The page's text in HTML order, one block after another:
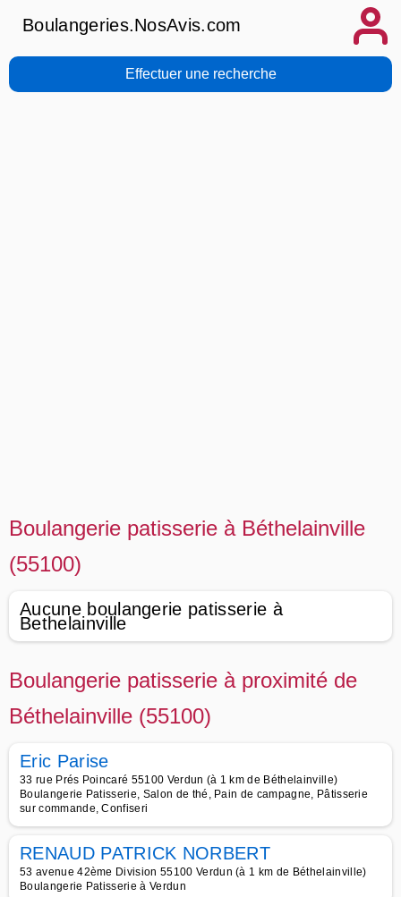
Boulangeries.NosAvis.com
Effectuer une recherche
Boulangerie patisserie à Béthelainville
(55100)
Aucune boulangerie patisserie à
Bethelainville
Boulangerie patisserie à proximité de
Béthelainville (55100)
Eric Parise
33 rue Prés Poincaré 55100 Verdun (à 1 km de Béthelainville)
Boulangerie Patisserie, Salon de thé, Pain de campagne, Pâtisserie
sur commande, Confiseri
RENAUD PATRICK NORBERT
53 avenue 42ème Division 55100 Verdun (à 1 km de Béthelainville)
Boulangerie Patisserie à Verdun